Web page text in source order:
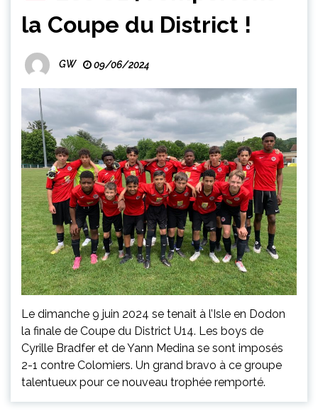
la Coupe du District !
GW 09/06/2024
Le dimanche 9 juin 2024 se tenait à l’Isle en Dodon
la finale de Coupe du District U14. Les boys de
Cyrille Bradfer et de Yann Medina se sont imposés
2-1 contre Colomiers. Un grand bravo à ce groupe
talentueux pour ce nouveau trophée remporté.